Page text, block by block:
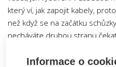
který ví, jak zapojit kabely,
než když se na začátku
necháváte druhou stranu
Myslete také na lidi
Informace o